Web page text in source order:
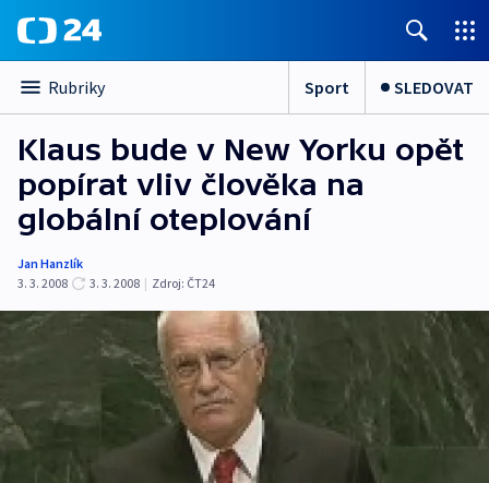
Rubriky Sport SLEDOVAT
Klaus bude v New Yorku opět
popírat vliv člověka na
globální oteplování
Jan Hanzlík
3. 3. 2008
3. 3. 2008 | Zdroj: ČT24